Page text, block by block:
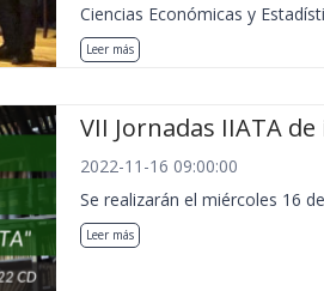
Ciencias Económicas y
Leer más
VII Jornadas IIATA
2022-11-16 09:00:00
Se realizarán el miércoles 16
Leer más